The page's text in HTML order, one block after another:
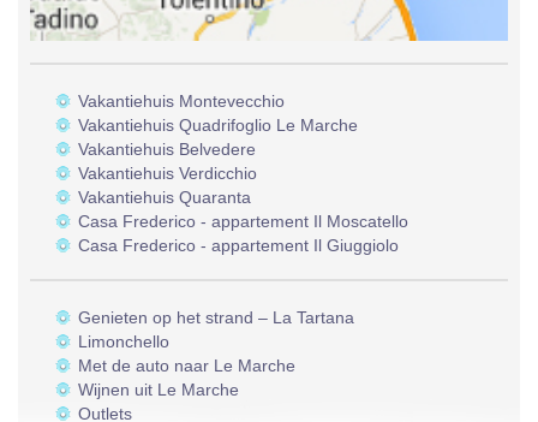
Vakantiehuis Montevecchio
Vakantiehuis Quadrifoglio Le Marche
Vakantiehuis Belvedere
Vakantiehuis Verdicchio
Vakantiehuis Quaranta
Casa Frederico - appartement Il Moscatello
Casa Frederico - appartement Il Giuggiolo
Genieten op het strand – La Tartana
Limonchello
Met de auto naar Le Marche
Wijnen uit Le Marche
Outlets